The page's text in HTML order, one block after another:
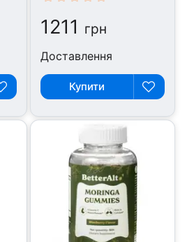
1211 грн
Доставлення
Купити